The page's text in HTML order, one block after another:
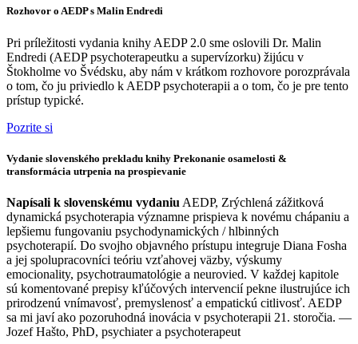
Rozhovor o AEDP s Malin Endredi
Pri príležitosti vydania knihy AEDP 2.0 sme oslovili Dr. Malin
Endredi (AEDP psychoterapeutku a supervízorku) žijúcu v
Štokholme vo Švédsku, aby nám v krátkom rozhovore porozprávala
o tom, čo ju priviedlo k AEDP psychoterapii a o tom, čo je pre tento
prístup typické.
Pozrite si
Vydanie slovenského prekladu knihy Prekonanie osamelosti &
transformácia utrpenia na prospievanie
Napísali k slovenskému vydaniu AEDP, Zrýchlená zážitková
dynamická psychoterapia významne prispieva k novému chápaniu a
lepšiemu fungovaniu psychodynamických / hlbinných
psychoterapií. Do svojho objavného prístupu integruje Diana Fosha
a jej spolupracovníci teóriu vzťahovej väzby, výskumy
emocionality, psychotraumatológie a neurovied. V každej kapitole
sú komentované prepisy kľúčových intervencií pekne ilustrujúce ich
prirodzenú vnímavosť, premyslenosť a empatickú citlivosť. AEDP
sa mi javí ako pozoruhodná inovácia v psychoterapii 21. storočia. —
Jozef Hašto, PhD, psychiater a psychoterapeut